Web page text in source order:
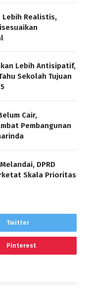
Lebih Realistis,
Lebih Antisipatif,
Sekolah Tujuan
Cair,
Pembangunan
DPRD
Skala Prioritas
Twitter
Pinterest